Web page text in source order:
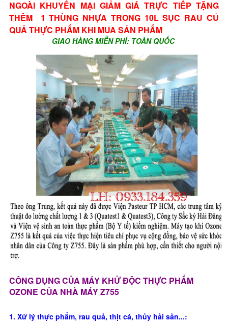
NGOÀI KHUYẾN MẠI GIẢM GIÁ TRỰC TIẾP TẶNG
THÊM 1 THÙNG NHỰA TRONG 10L SỤC RAU CỦ
QUẢ THỰC PHẨM KHI MUA SẢN PHẨM
GIAO HÀNG MIỄN PHÍ: TOÀN QUỐC
CÔNG DỤNG CỦA MÁY KHỬ ĐỘC THỰC PHẨM
OZONE CỦA NHÀ MÁY Z755
1. Xử lý thực phẩm, rau quả, thịt cá, thủy hải sản...: